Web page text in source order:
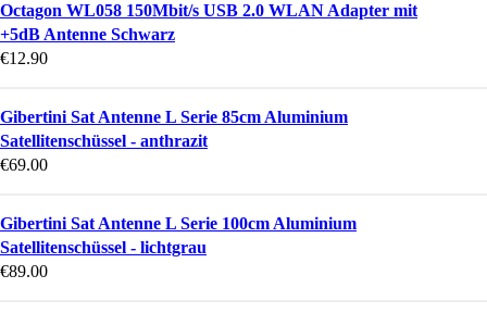
Octagon WL058 150Mbit/s USB 2.0 WLAN Adapter mit
+5dB Antenne Schwarz
€12.90
Gibertini Sat Antenne L Serie 85cm Aluminium
Satellitenschüssel - anthrazit
€69.00
Gibertini Sat Antenne L Serie 100cm Aluminium
Satellitenschüssel - lichtgrau
€89.00